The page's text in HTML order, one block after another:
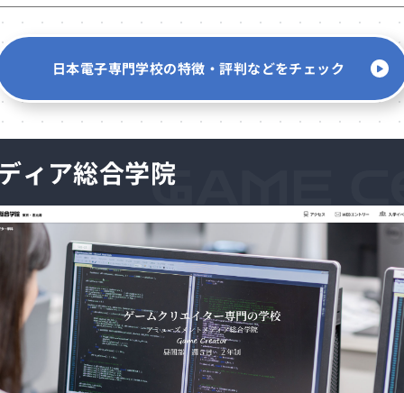
日本電子専門学校の特徴・評判などをチェック
ィア総合学院